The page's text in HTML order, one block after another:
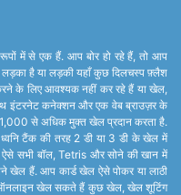
में से एक हैं. आप बोर हो रहे हैं, तो आप
है या लड़की यहाँ कुछ दिलचस्प फ़्लैश
के लिए आवश्यक नहीं कर रहे हैं या खेल,
इंटरनेट कनेक्शन और एक वेब ब्राउज़र के
से अधिक मुक्त खेल प्रदान करता है.
ध्वनि टैंक की तरह 2 डी या 3 डी के खेल में
सभी बॉल, Tetris और सोने की खान में
खेल हैं. आप कार्ड खेल ऐसे पोकर या लाठी
खेल सकते हैं कुछ खेल, खेल शूटिंग